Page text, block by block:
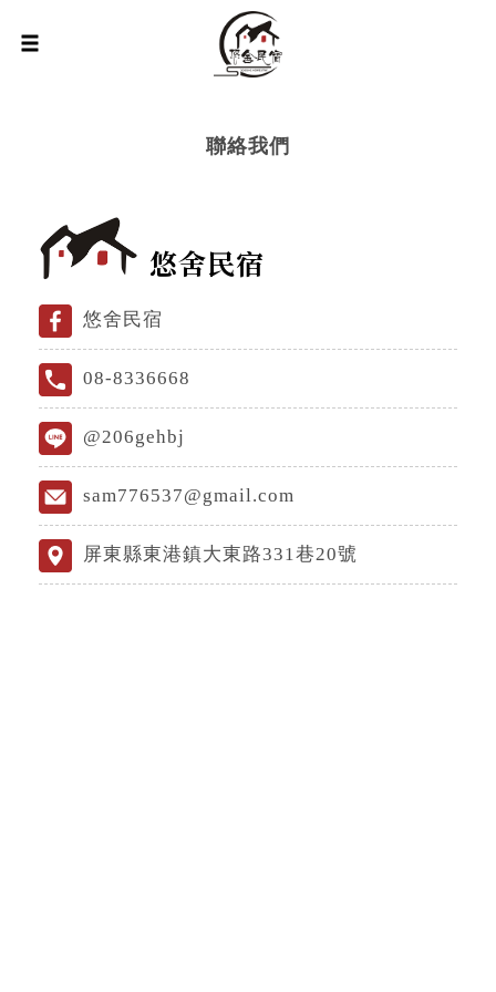
聯絡我們
悠舍民宿
悠舍民宿
08-8336668
@206gehbj
sam776537@gmail.com
屏東縣東港鎮大東路331巷20號